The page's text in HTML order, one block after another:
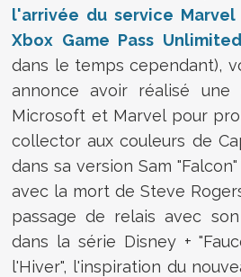
l'arrivée du service
Xbox Game Pass Unlimited
dans le temps cependant),
annonce avoir réalisé une
Microsoft et Marvel pour
collector aux couleurs de
dans sa version Sam
avec la mort de Steve
passage de relais avec
dans la série Disney +
l'Hiver", l'inspiration du